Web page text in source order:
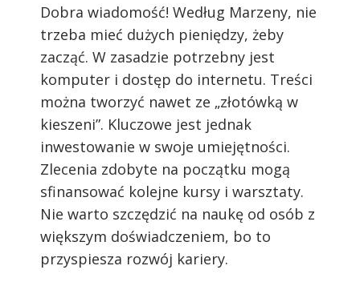
Dobra wiadomość! Według Marzeny, nie
trzeba mieć dużych pieniędzy, żeby
zacząć. W zasadzie potrzebny jest
komputer i dostęp do internetu. Treści
można tworzyć nawet ze „złotówką w
kieszeni”. Kluczowe jest jednak
inwestowanie w swoje umiejętności.
Zlecenia zdobyte na początku mogą
sfinansować kolejne kursy i warsztaty.
Nie warto szczędzić na naukę od osób z
większym doświadczeniem, bo to
przyspiesza rozwój kariery.